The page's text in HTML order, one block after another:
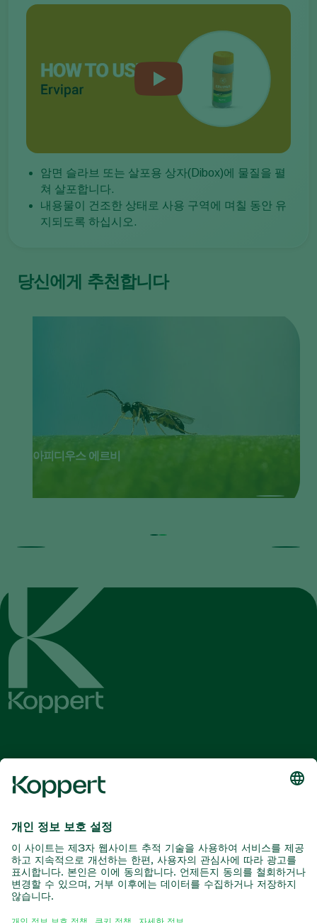
암면 슬라브 또는 살포용 상자(Dibox)에 물질을 펼
쳐 살포합니다.
내용물이 건조한 상태로 사용 구역에 며칠 동안 유
지되도록 하십시오.
당신에게 추천합니다
아피디우스 에르비
포식성 진드기
포식성 곤충
코퍼트 소개
코퍼트 소개